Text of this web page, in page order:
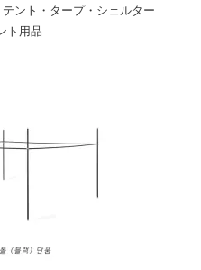
テント・タープ・シェルター
ト用品